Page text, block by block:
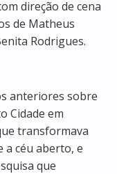
direção de cena
de Matheus
Rodrigues.
anteriores sobre
Cidade em
transformava
a céu aberto, e
que